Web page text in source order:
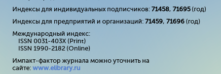
Индексы для индивидуальных подписчиков: 71458, 71695(год)
Индексы для предприятий и организаций: 71459, 71696 (год)
Международный индекс:
ISSN 0031-403X (Print)
ISSN 1990-2182 (Online)
Импакт-фактор журнала можно уточнить на
сайте: www.elibrary.ru